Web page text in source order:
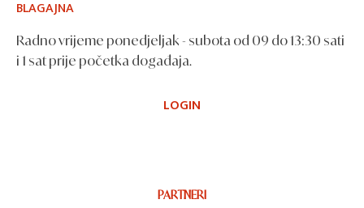
BLAGAJNA
Radno vrijeme ponedjeljak - subota od 09 do 13:30 sati
i 1 sat prije početka događaja.
LOGIN
PARTNERI